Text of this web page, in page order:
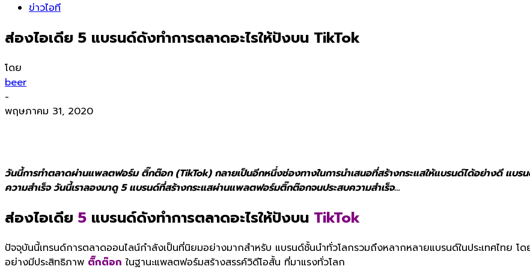
ข่าวไอที
ส่องไอเดีย 5 แบรนด์ดังทำการตลาดอะไรให้ปังบน TikTok
โดย
beer
-
พฤษภาคม 31, 2020
วันนี้การทำตลาดผ่านแพลตฟอร์ม ติ๊กต๊อก (TikTok) กลายเป็นอีกหนึ่งช่องทางในการนำเสนอที่สร้างกระแสให้แบรนด์ได้อย่างดี แบร
ความสำเร็จ วันนี้เราลองมาดู 5 แบรนด์ที่สร้างกระแสผ่านแพลตฟอร์มติ๊กต๊อกจนประสบความสำเร็จ…
ส่องไอเดีย 5 แบรนด์ดังทำการตลาดอะไรให้ปังบน TikTok
ปัจจุบันนี้เทรนด์การตลาดออนไลน์กำลังเป็นที่นิยมอย่างมากสำหรับ แบรนด์ชั้นนำทั่วโลกรวมถึงหลากหลายแบรนด์ในประเทศไทย
อย่างมีประสิทธิภาพ ติ๊กต๊อก ในฐานะแพลตฟอร์มสร้างสรรค์วิดีโอสั้น ที่มาแรงทั่วโลก